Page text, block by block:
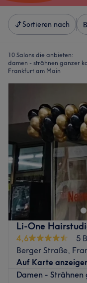
Sortieren nach
10 Salons die anbieten:
damen - strähnen ganzer
Frankfurt am Main
Li-One
4,6
5
Berger Straße,
Auf Karte
Damen - Strähnen